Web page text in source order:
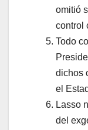
omitió
control
Todo
dichos
el
Lasso
del